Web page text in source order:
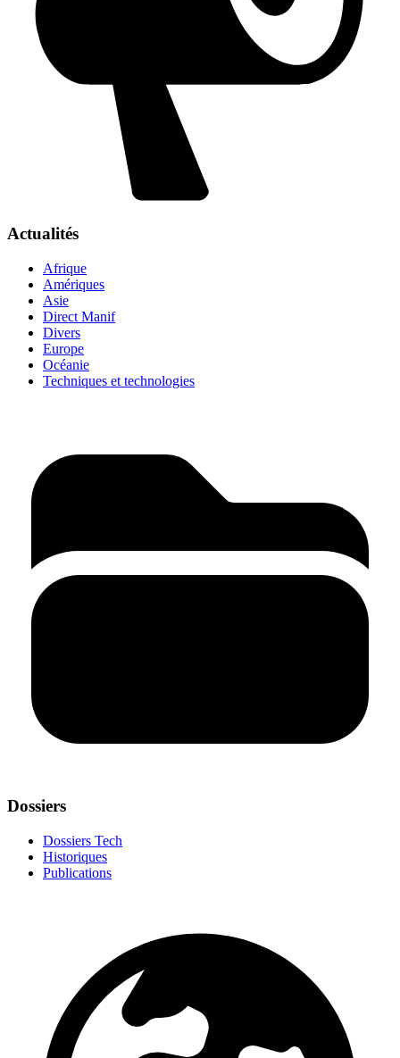
Actualités
Afrique
Amériques
Asie
Direct Manif
Divers
Europe
Océanie
Techniques et technologies
Dossiers
Dossiers Tech
Historiques
Publications